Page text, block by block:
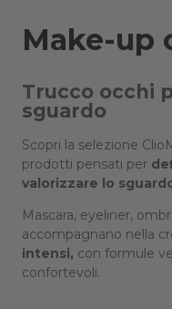
Make-up
Trucco occhi
sguardo
Scopri la selezione
prodotti pensati per
valorizzare lo
Mascara, eyeliner,
accompagnano nella
intensi, con formule
confortevoli.